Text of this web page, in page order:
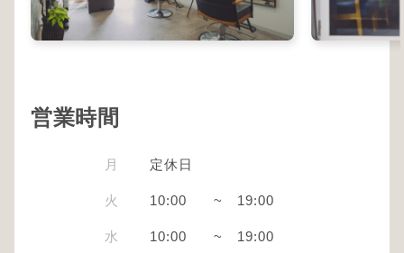
営業時間
月 定休日
火 10:00 ~ 19:00
水 10:00 ~ 19:00